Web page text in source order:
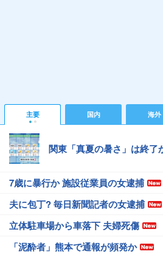
主要 国内 海外
関東「真夏の暑さ」は終了
7歳に暴行か 施設従業員の女逮捕
夫に包丁? 毎日新聞記者の女逮捕
立体駐車場から車落下 夫婦死傷
「泥酔者」熊本で通報が頻発か